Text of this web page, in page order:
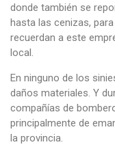
donde también se
hasta las cenizas,
recuerdan a este
local.
En ninguno de los
daños materiales. Y
compañías de
principalmente de
la provincia.